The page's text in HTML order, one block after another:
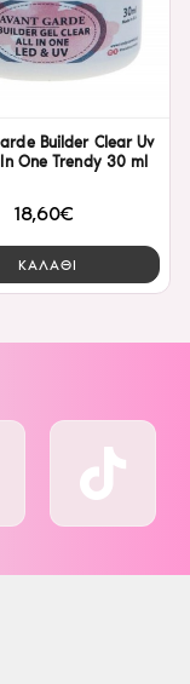
Builder Clear Uv
One Trendy 30 ml
18,60€
ΚΑΛΑΘΙ